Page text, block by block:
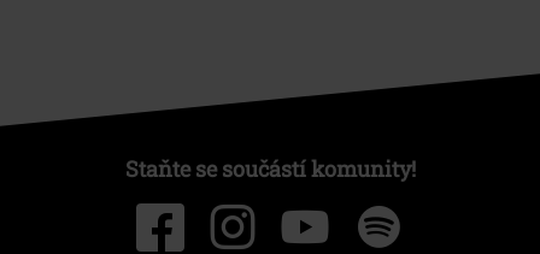
Staňte se součástí komunity!